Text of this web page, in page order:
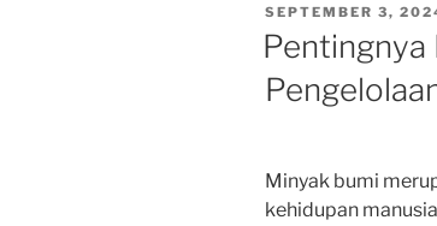
POSTED
SEPTEMBER 3,
Pentingnya
Minyak bumi
kehidupan